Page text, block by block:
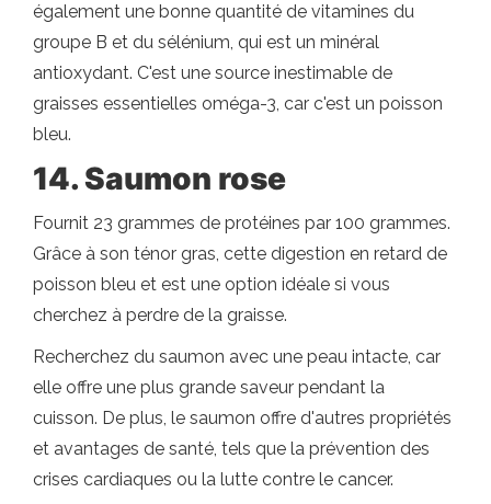
également une bonne quantité de vitamines du
groupe B et du sélénium, qui est un minéral
antioxydant. C'est une source inestimable de
graisses essentielles oméga-3, car c'est un poisson
bleu.
14. Saumon rose
Fournit 23 grammes de protéines par 100 grammes.
Grâce à son ténor gras, cette digestion en retard de
poisson bleu et est une option idéale si vous
cherchez à perdre de la graisse.
Recherchez du saumon avec une peau intacte, car
elle offre une plus grande saveur pendant la
cuisson. De plus, le saumon offre d'autres propriétés
et avantages de santé, tels que la prévention des
crises cardiaques ou la lutte contre le cancer.